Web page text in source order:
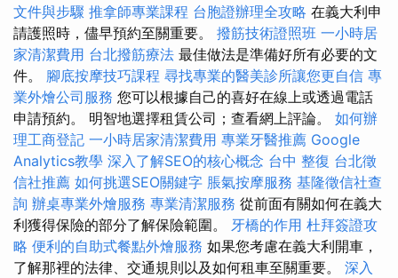
文件與步驟 推拿師專業課程 台胞證辦理全攻略 在義大利申
請護照時，儘早預約至關重要。 撥筋技術證照班 一小時居
家清潔費用 台北撥筋療法 最佳做法是準備好所有必要的文
件。 腳底按摩技巧課程 尋找專業的醫美診所讓您更自信 專
業外燴公司服務 您可以根據自己的喜好在線上或透過電話
申請預約。 明智地選擇租賃公司；查看網上評論。 如何辦
理工商登記 一小時居家清潔費用 專業牙醫推薦 Google
Analytics教學 深入了解SEO的核心概念 台中 整復 台北徵
信社推薦 如何挑選SEO關鍵字 脹氣按摩服務 基隆徵信社查
詢 辦桌專業外燴服務 專業清潔服務 從前面有關如何在義大
利獲得保險的部分了解保險範圍。 牙橋的作用 杜拜簽證攻
略 便利的自助式餐點外燴服務 如果您考慮在義大利開車，
了解那裡的法律、交通規則以及如何租車至關重要。 深入